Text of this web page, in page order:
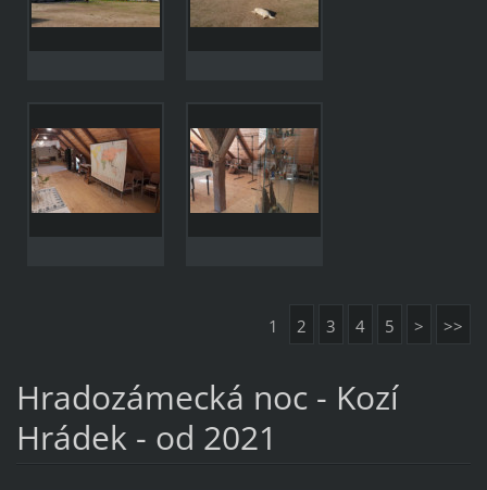
1 2 3 4 5 > >>
Hradozámecká noc - Kozí
Hrádek - od 2021